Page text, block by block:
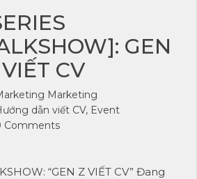
GEN
CV
Marketing
dẫn viết CV, Event
Comments
“GEN Z VIẾT CV” Đang